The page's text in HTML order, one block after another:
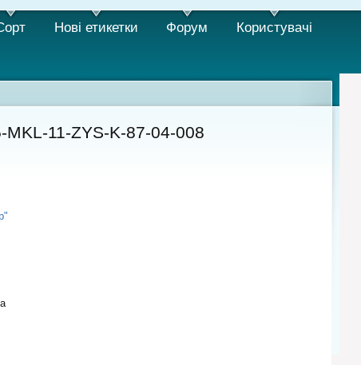
Нові етикетки Форум Користувачi
MKL-11-ZYS-K-87-04-008